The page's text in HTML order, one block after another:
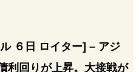
６日 ロイター] – アジ
利回りが上昇。大接戦が